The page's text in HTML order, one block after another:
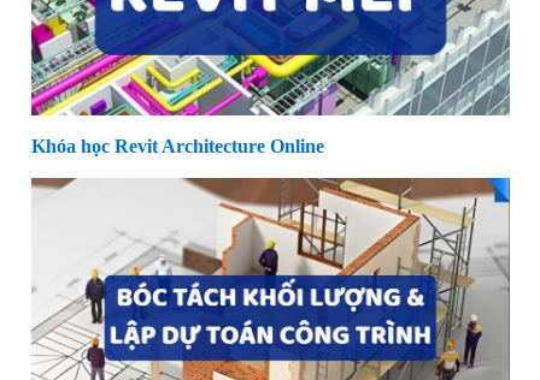
Khóa học Revit Architecture Online